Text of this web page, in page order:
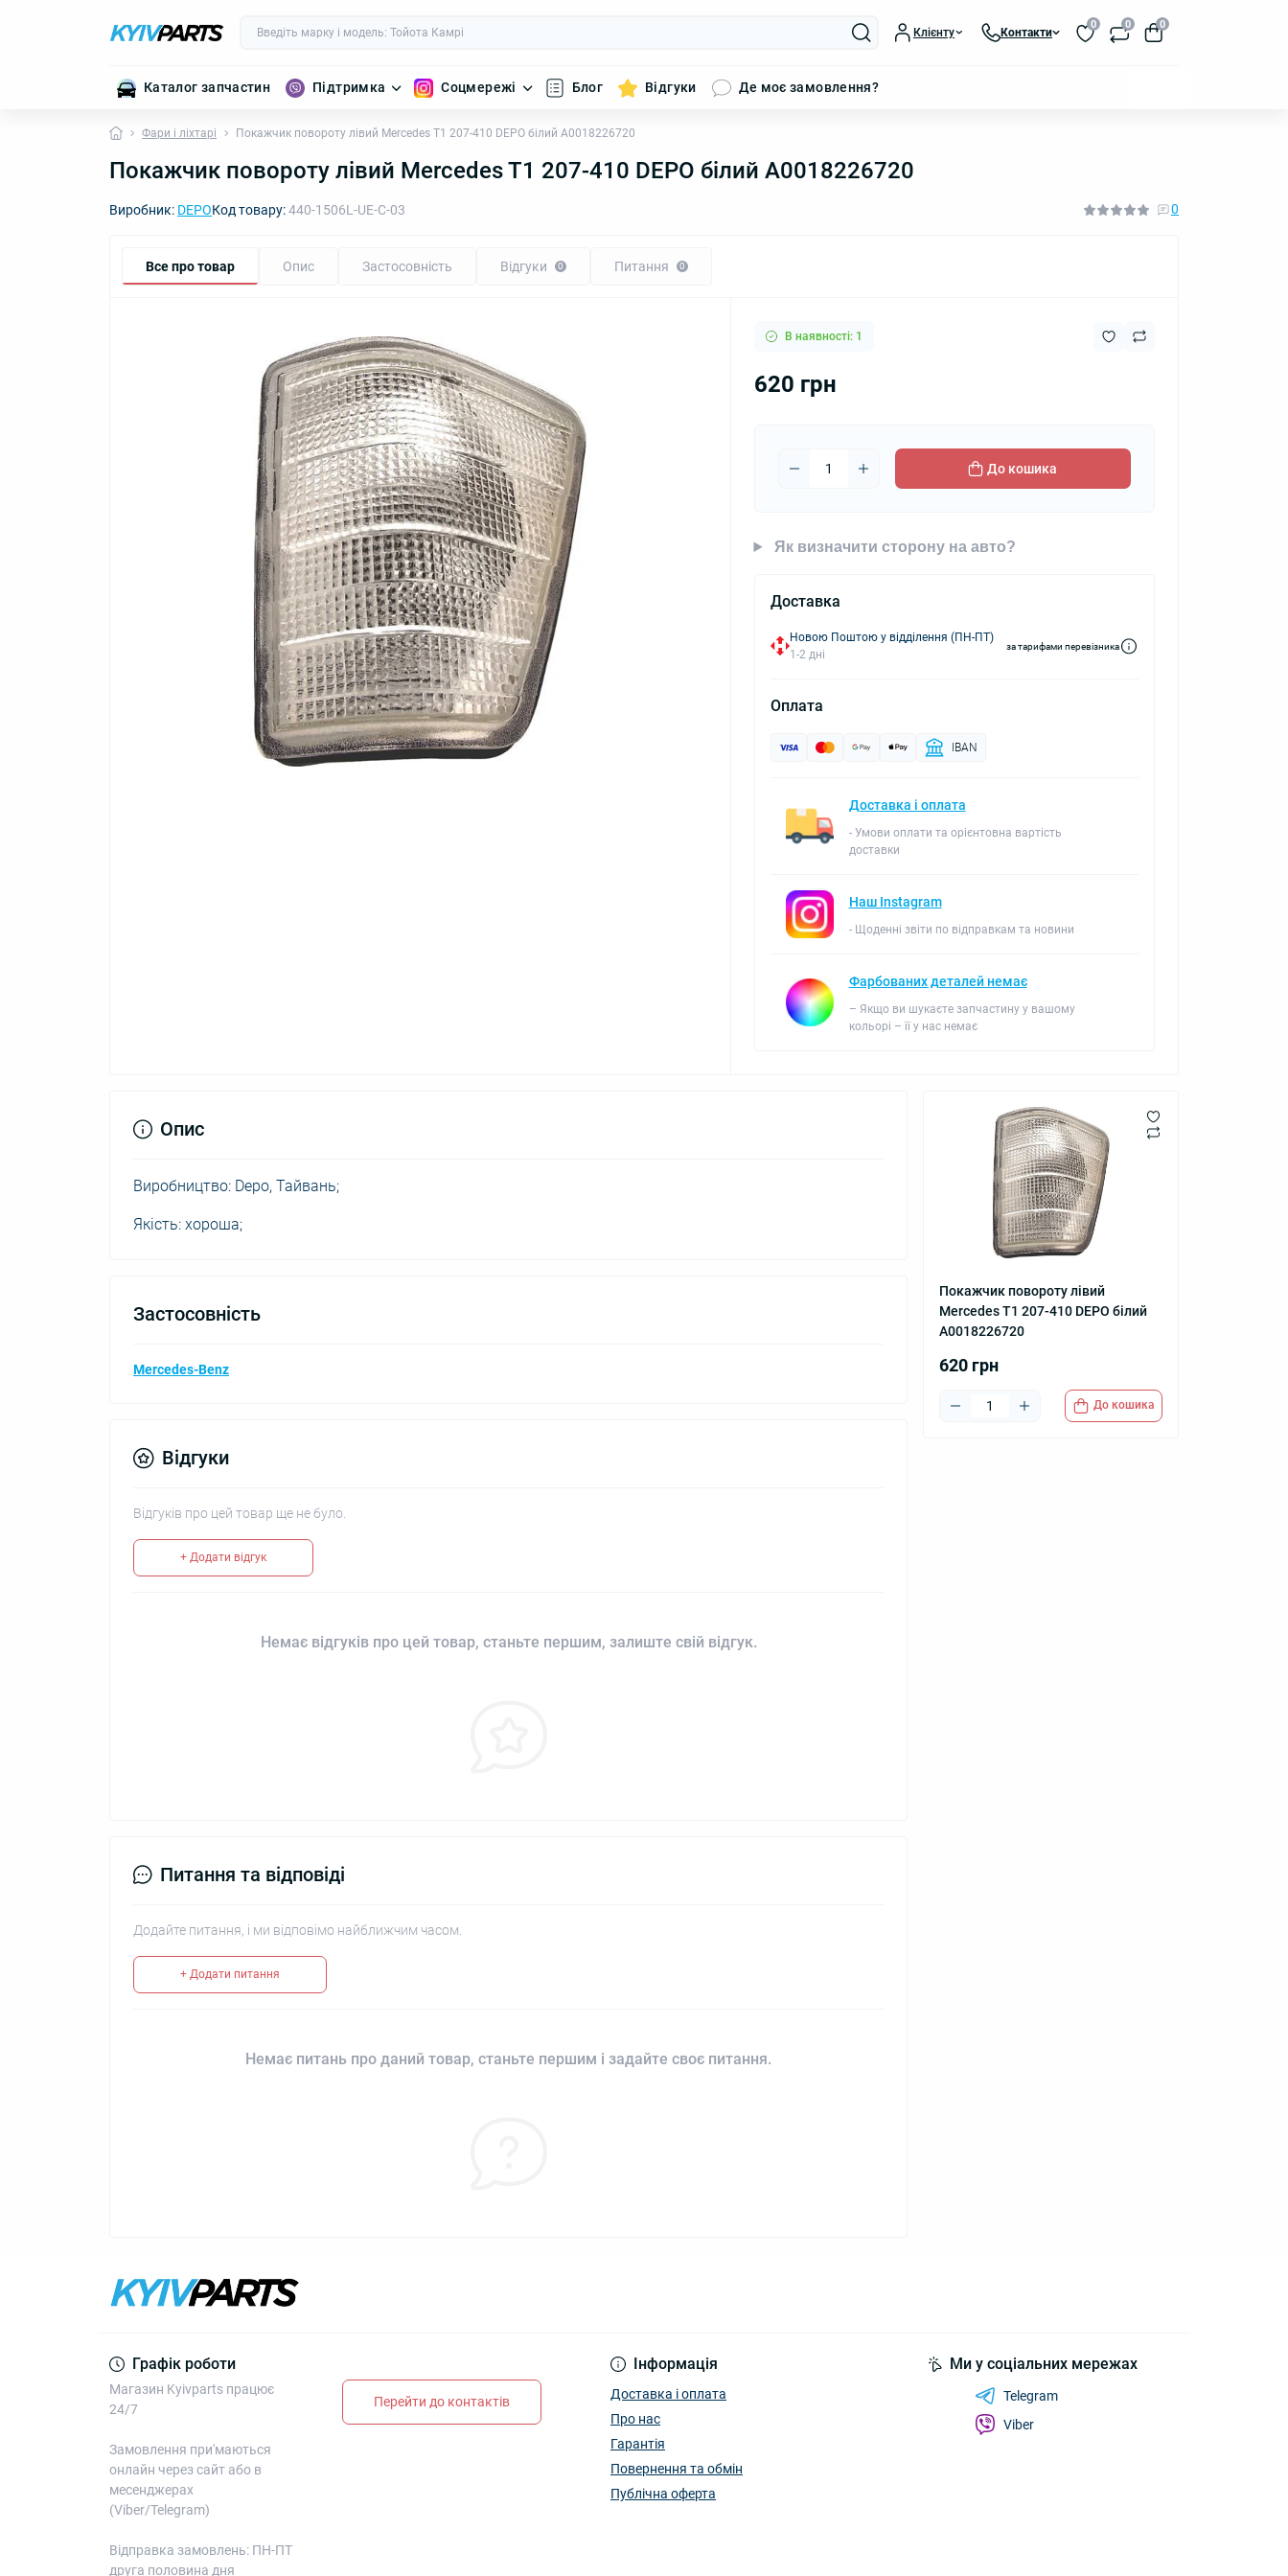
Клієнту Контакти
0 0 0
Каталог запчастин Підтримка Соцмережі Блог Відгуки Де моє замовлення?
Фари і ліхтарі Покажчик повороту лівий Mercedes T1 207-410 DEPO білий A0018226720
Покажчик повороту лівий Mercedes T1 207-410 DEPO білий A0018226720
Виробник: DEPOКод товару:440-1506L-UE-C-03 0
Все про товар Опис Застосовність Відгуки 0 Питання 0
В наявності: 1
620 грн
До кошика
Як визначити сторону на авто?
Доставка
Новою Поштою у відділення (ПН-ПТ)
1-2 дні
за тарифами перевізника
Оплата
IBAN
Доставка і оплата
- Умови оплати та орієнтовна вартість
доставки
Наш Instagram
- Щоденні звіти по відправкам та новини
Фарбованих деталей немає
– Якщо ви шукаєте запчастину у вашому
кольорі – її у нас немає
Покажчик повороту лівий
Mercedes T1 207-410 DEPO білий
A0018226720
620 грн
До кошика
Опис
Виробництво: Depo, Тайвань;
Якість: хороша;
Застосовність
Mercedes-Benz
Відгуки
Відгуків про цей товар ще не було.
+ Додати відгук
Немає відгуків про цей товар, станьте першим, залиште свій відгук.
Питання та відповіді
Додайте питання, і ми відповімо найближчим часом.
+ Додати питання
Немає питань про даний товар, станьте першим і задайте своє питання.
Графік роботи
Магазин Kyivparts працює
24/7
Замовлення при'маються
онлайн через сайт або в
месенджерах
(Viber/Telegram)
Відправка замовлень: ПН-ПТ
друга половина дня
Перейти до контактів
Інформація
Доставка і оплата
Про нас
Гарантія
Повернення та обмін
Публічна оферта
Ми у соціальних мережах
Telegram
Viber